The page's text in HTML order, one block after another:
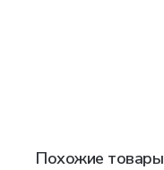
Похожие товары